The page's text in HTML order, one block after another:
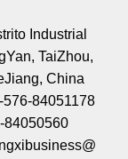
Industrial
TaiZhou,
China
576-84051178
84050560